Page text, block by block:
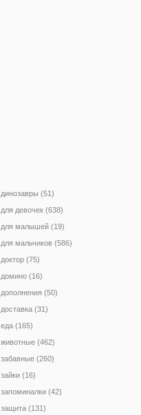
динозавры (51)
для девочек (638)
для малышей (19)
для мальчиков (586)
доктор (75)
домино (16)
дополнения (50)
доставка (31)
еда (165)
животные (462)
забавные (260)
зайки (16)
запоминалки (42)
защита (131)